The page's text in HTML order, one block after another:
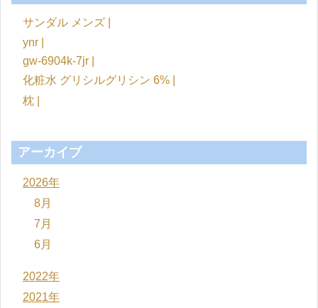
サンダル メンズ |
ynr |
gw-6904k-7jr |
化粧水 グリシルグリシン 6% |
枕 |
アーカイブ
2026年
8月
7月
6月
2022年
2021年